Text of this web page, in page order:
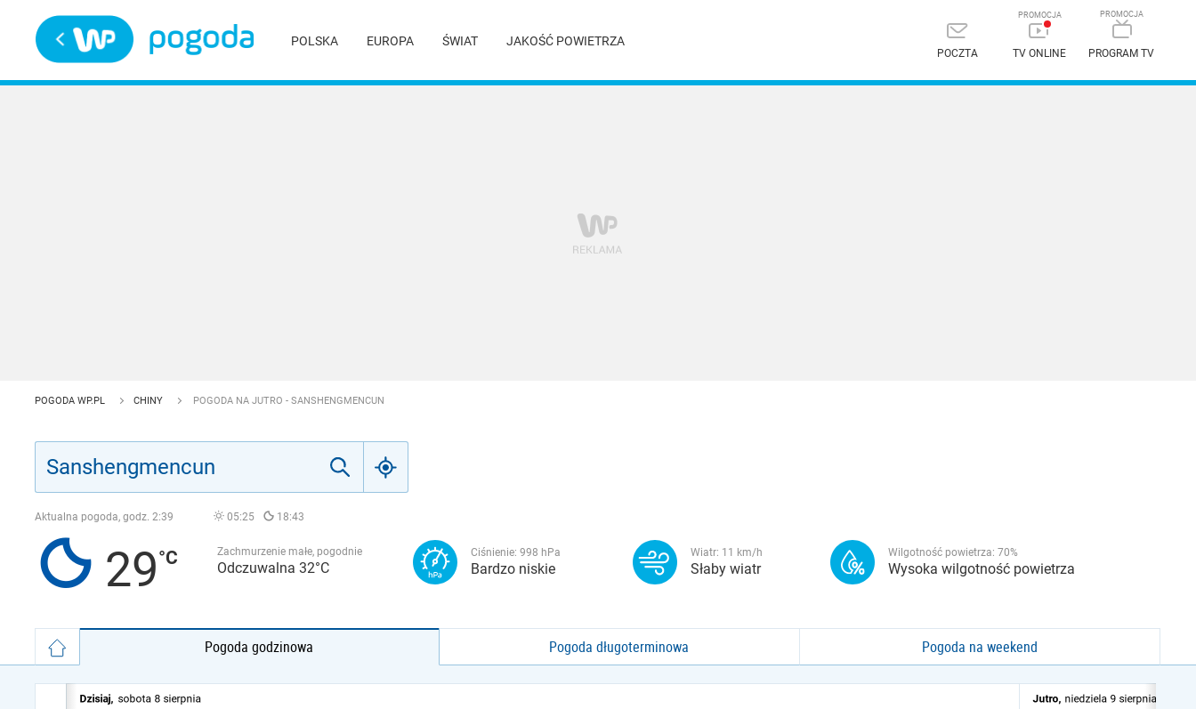
POLSKA EUROPA ŚWIAT JAKOŚĆ POWIETRZA
POCZTA TV ONLINE PROGRAM TV
POGODA WP.PL CHINY POGODA NA JUTRO - SANSHENGMENCUN
Aktualna pogoda, godz. 2:39 05:25 18:43
29 Zachmurzenie małe, pogodnie
Odczuwalna 32°C
Ciśnienie: 998 hPa
Bardzo niskie
Wiatr: 11 km/h
Słaby wiatr
Wilgotność powietrza: 70%
Wysoka wilgotność powietrza
Pogoda godzinowa Pogoda długoterminowa Pogoda na weekend